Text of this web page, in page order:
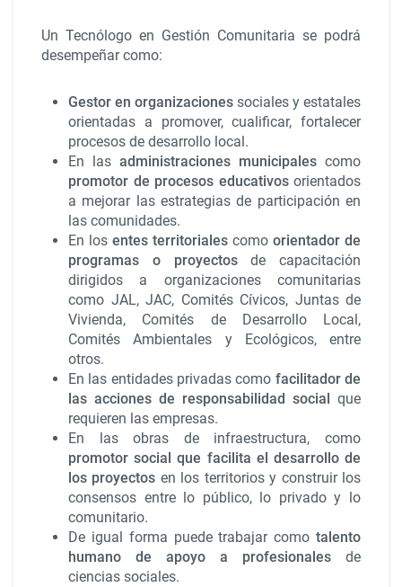
Un Tecnólogo en Gestión Comunitaria se podrá
desempeñar como:
Gestor en organizaciones sociales y estatales
orientadas a promover, cualificar, fortalecer
procesos de desarrollo local.
En las administraciones municipales como
promotor de procesos educativos orientados
a mejorar las estrategias de participación en
las comunidades.
En los entes territoriales como orientador de
programas o proyectosde capacitación
dirigidos a organizaciones comunitarias
como JAL, JAC, Comités Cívicos, Juntas de
Vivienda, Comités de Desarrollo Local,
Comités Ambientales y Ecológicos, entre
otros.
En las entidades privadas como facilitador de
las acciones de responsabilidad social que
requieren las empresas.
En las obras de infraestructura, como
promotor social que facilita el desarrollo de
los proyectos en los territorios y construir los
consensos entre lo público, lo privado y lo
comunitario.
De igual forma puede trabajar como talento
humano de apoyo a profesionales de
ciencias sociales.